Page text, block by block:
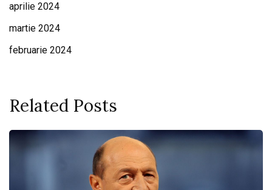
aprilie 2024
martie 2024
februarie 2024
Related Posts